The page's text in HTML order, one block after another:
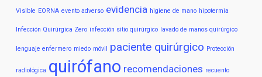
Visible EORNA evento adverso evidencia higiene de mano hipotermia
Infección Quirúrgica Zero infección sitio quirúrgico lavado de manos quirúrgico
lenguaje enfermero miedo móvil paciente quirúrgico Protección
radiológica quirófano recomendaciones recuento